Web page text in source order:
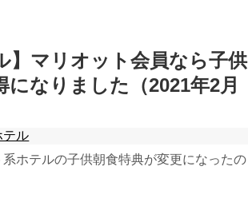
】マリオット会員なら子供
なりました（2021年2月
テル
ホテルの子供朝食特典が変更になったの